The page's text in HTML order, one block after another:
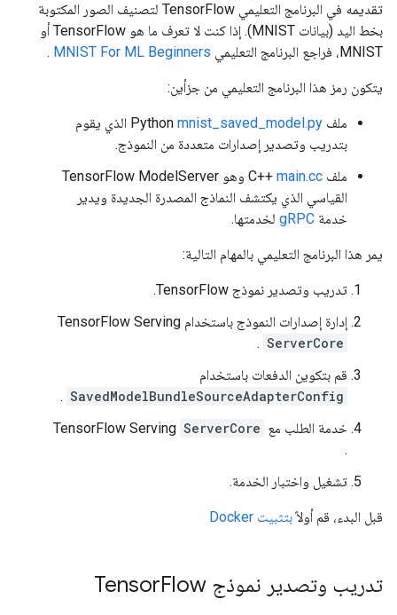
تقديمه في البرنامج التعليمي TensorFlow لتصنيف الصور المكتوبة
بخط اليد (بيانات MNIST). إذا كنت لا تعرف ما هو TensorFlow أو
MNIST، فراجع البرنامج التعليمي
MNIST For ML Beginners
.
يتكون رمز هذا البرنامج التعليمي من جزأين:
ملف Python mnist_saved_model.py
الذي يقوم
بتدريب وتصدير إصدارات متعددة من النموذج.
ملف C++ main.cc
وهو TensorFlow ModelServer
القياسي الذي يكتشف النماذج المصدرة الجديدة ويدير
خدمة gRPC لخدمتها.
يمر هذا البرنامج التعليمي بالمهام التالية:
تدريب وتصدير نموذج TensorFlow.
إدارة إصدارات النموذج باستخدام TensorFlow Serving
ServerCore
.
قم بتكوين الدفعات باستخدام
SavedModelBundleSourceAdapterConfig
.
خدمة الطلب مع TensorFlow Serving ServerCore
.
تشغيل واختبار الخدمة.
قبل البدء، قم أولاًبتثبيت Docker
تدريب وتصدير نموذج Tensor Flow